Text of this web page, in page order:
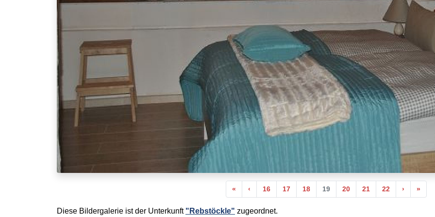
« Anfang
‹ Vorherige
16 17 18 19 20 21 22 › Nächste
»
Diese Bildergalerie ist der Unterkunft "Rebstöckle" zugeordnet.